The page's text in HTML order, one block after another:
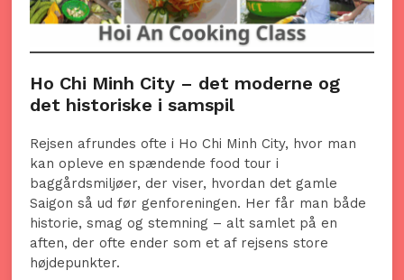
Ho Chi Minh City – det moderne og
det historiske i samspil
Rejsen afrundes ofte i Ho Chi Minh City, hvor man
kan opleve en spændende food tour i
baggårdsmiljøer, der viser, hvordan det gamle
Saigon så ud før genforeningen. Her får man både
historie, smag og stemning – alt samlet på en
aften, der ofte ender som et af rejsens store
højdepunkter.